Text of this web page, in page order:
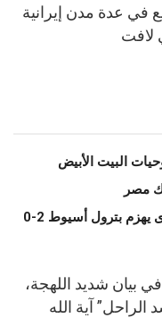
في عدة مدن إيرانية
لافت
البيت الأبيض
مصر
ثالث انتصارات عموتة.. الأهلى المصرى يهزم بترول أسيوط 2-0
في بيان شديد اللهجة،
الراحل” آية الله